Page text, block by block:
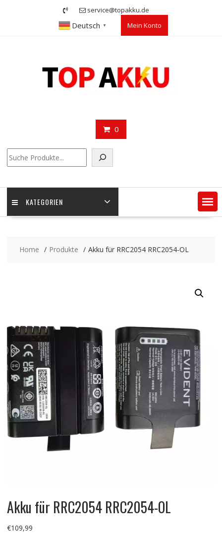
service@topakku.de
Deutsch ▼ Mein Konto
0
KATEGORIEN
Home Produkte Akku für RRC2054 RRC2054-OL
Akku für RRC2054 RRC2054-OL
€109,99